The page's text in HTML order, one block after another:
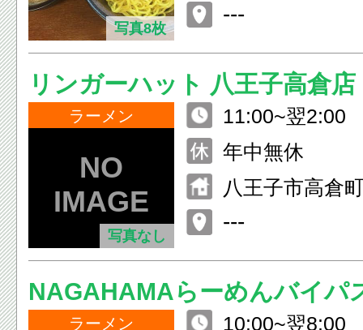
写真8枚
---
リンガーハット 八王子高倉店
ラーメン
写真なし
11:00~翌2:00
年中無休
八王子市高倉
---
NAGAHAMAらーめんバイパ
ラーメン 10:00~翌8:00